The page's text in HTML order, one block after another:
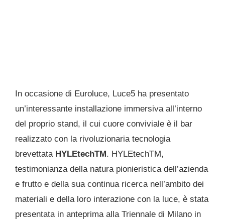
In occasione di Euroluce, Luce5 ha presentato
un’interessante installazione immersiva all’interno
del proprio stand, il cui cuore conviviale è il bar
realizzato con la rivoluzionaria tecnologia
brevettata HYLEtechTM. HYLEtechTM,
testimonianza della natura pionieristica dell’azienda
e frutto e della sua continua ricerca nell’ambito dei
materiali e della loro interazione con la luce, è stata
presentata in anteprima alla Triennale di Milano in